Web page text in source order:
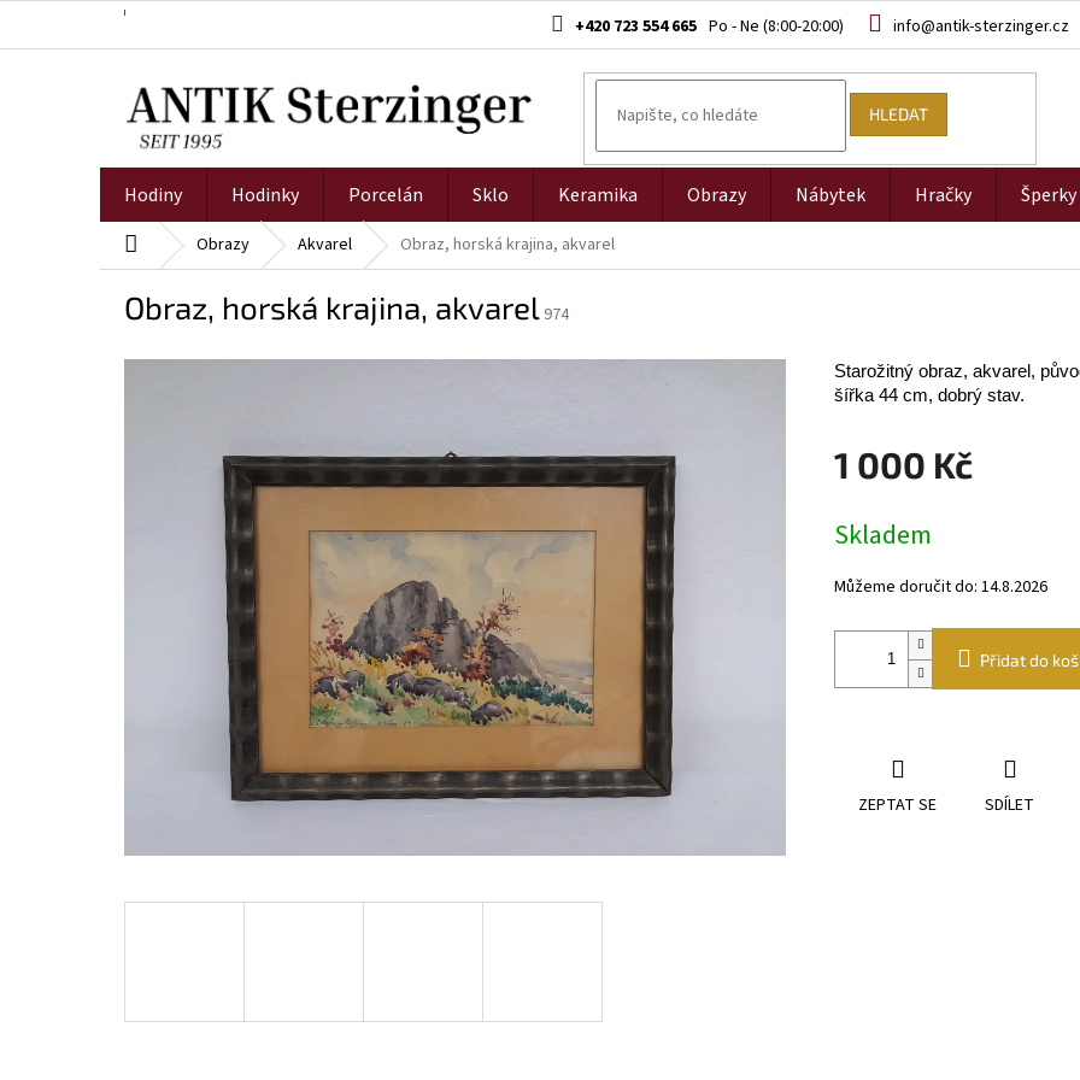
obsah
+420 723 554 665 info@antik-sterzinger.cz
HLEDAT
Hodiny Hodinky Porcelán Sklo Keramika Obrazy Nábytek Hračky Šperky
Domů Obrazy Akvarel Obraz, horská krajina, akvarel
Obraz, horská krajina, akvarel 974
1 000 Kč
cena:
Skladem
Můžeme doručit do: 14.8.2026
Přidat do
Starožitný obraz, akvarel,
šířka 44 cm, dobrý stav.
ZEPTAT SE SDÍLET